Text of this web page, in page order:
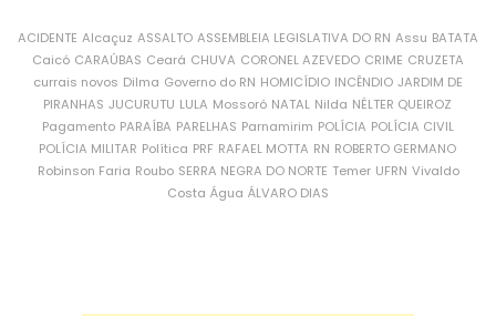
ACIDENTE Alcaçuz ASSALTO ASSEMBLEIA LEGISLATIVA DO RN Assu BATATA
Caicó CARAÚBAS Ceará CHUVA CORONEL AZEVEDO CRIME CRUZETA
currais novos Dilma Governo do RN HOMICÍDIO INCÊNDIO JARDIM DE
PIRANHAS JUCURUTU LULA Mossoró NATAL Nilda NÉLTER QUEIROZ
Pagamento PARAÍBA PARELHAS Parnamirim POLÍCIA POLÍCIA CIVIL
POLÍCIA MILITAR Política PRF RAFAEL MOTTA RN ROBERTO GERMANO
Robinson Faria Roubo SERRA NEGRA DO NORTE Temer UFRN Vivaldo
Costa Água ÁLVARO DIAS